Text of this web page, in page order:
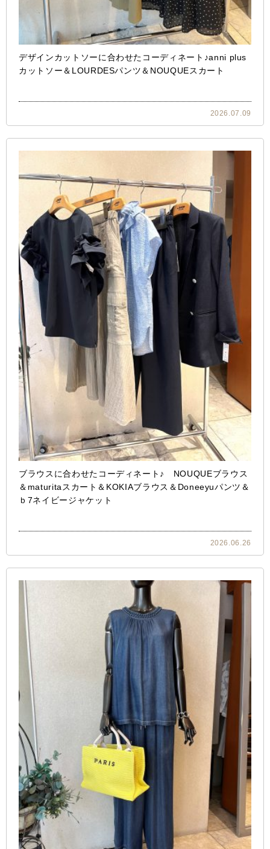
デザインカットソーに合わせたコーディネート♪anni plus
カットソー＆LOURDESパンツ＆NOUQUEスカート
2026.07.09
ブラウスに合わせたコーディネート♪ NOUQUEブラウス
＆maturitaスカート＆KOKIAブラウス＆Doneeyuパンツ＆
ｂ7ネイビージャケット
2026.06.26